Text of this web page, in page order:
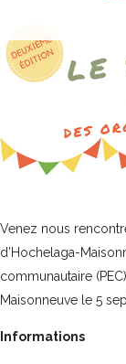
Venez nous
d’Hochelaga-
communautaire
Maisonneuve le 5
Informations